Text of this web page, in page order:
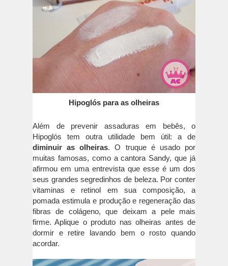
Hipoglós para as olheiras
Além de prevenir assaduras em bebês, o
Hipoglós tem outra utilidade bem útil: a de
diminuir as olheiras. O truque é usado por
muitas famosas, como a cantora Sandy, que já
afirmou em uma entrevista que esse é um dos
seus grandes segredinhos de beleza. Por conter
vitaminas e retinol em sua composição, a
pomada estimula e produção e regeneração das
fibras de colágeno, que deixam a pele mais
firme. Aplique o produto nas olheiras antes de
dormir e retire lavando bem o rosto quando
acordar.